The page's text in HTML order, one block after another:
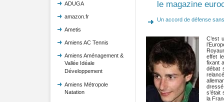
ADUGA
amazon.fr
Ametis
Amiens AC Tennis
Amiens Aménagement &
Vallée Idéale
Développement
Amiens Métropole
Natation
le magazine
Un accord de défense
C’est
effet
fixant
débat
dressé
s’était
la